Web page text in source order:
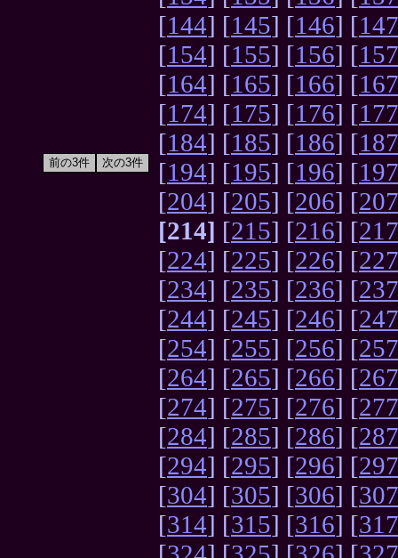
[144] [145] [146] [147
[154] [155] [156] [157
[164] [165] [166] [167
[174] [175] [176] [177
[184] [185] [186] [187
[194] [195] [196] [197
[204] [205] [206] [207
[214] [215] [216] [217
[224] [225] [226] [227
[234] [235] [236] [237
[244] [245] [246] [247
[254] [255] [256] [257
[264] [265] [266] [267
[274] [275] [276] [277
[284] [285] [286] [287
[294] [295] [296] [297
[304] [305] [306] [307
[314] [315] [316] [317